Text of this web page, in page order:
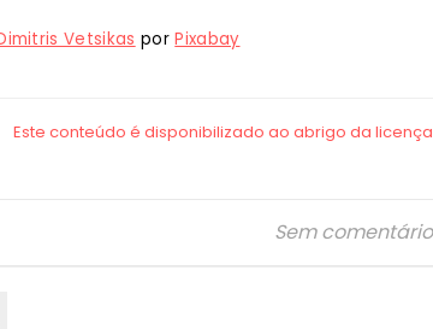
Vetsikas porPixabay
Sem